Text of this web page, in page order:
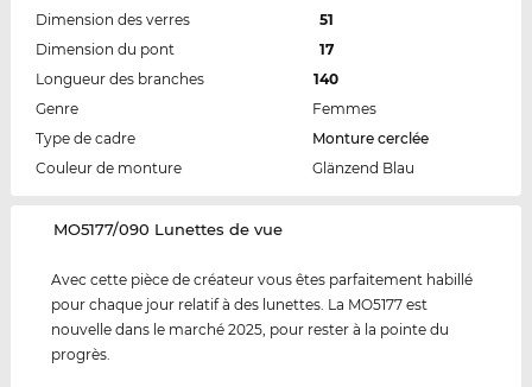
Dimension des verres
51
Dimension du pont
17
Longueur des branches
140
Genre
Femmes
Type de cadre
Monture cerclée
Couleur de monture
Glänzend Blau
‌MO5177/090 Lunettes de vue
Avec cette pièce de créateur vous êtes parfaitement habillé
pour chaque jour relatif à des lunettes. La MO5177 est
nouvelle dans le marché 2025, pour rester à la pointe du
progrès.